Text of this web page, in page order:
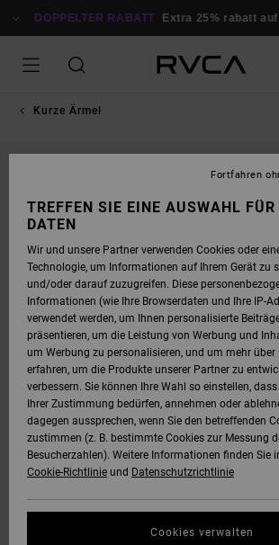
ZUR
DOPPELTER RABATT Extra 25% rabatt auf
Kurze Ärmel
TREFFEN SIE EINE AUSWAHL FÜR
DATEN
Wir und unsere Partner verwenden Cookies oder
Technologie, um Informationen auf Ihrem Gerät zu
und/oder darauf zuzugreifen. Diese
Informationen (wie Ihre Browserdaten und Ihre IP-
verwendet werden, um Ihnen personalisierte
präsentieren, um die Leistung von Werbung und
um Werbung zu personalisieren, und um mehr
erfahren, um die Produkte unserer Partner zu
verbessern. Sie können Ihre Wahl so einstellen,
Ihrer Zustimmung bedürfen, annehmen oder
dagegen aussprechen, wenn Sie den betreffenden
zustimmen (z. B. bestimmte Cookies zur Messung
Besucherzahlen). Weitere Informationen finden Sie
Cookie-Richtlinie und Datenschutzrichtlinie
Cookies verwalten
Fortfahren